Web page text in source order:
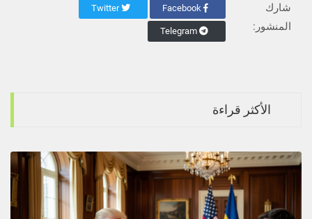
شارك
المنشور:
Twitter
Telegram
الأكثر قراءة